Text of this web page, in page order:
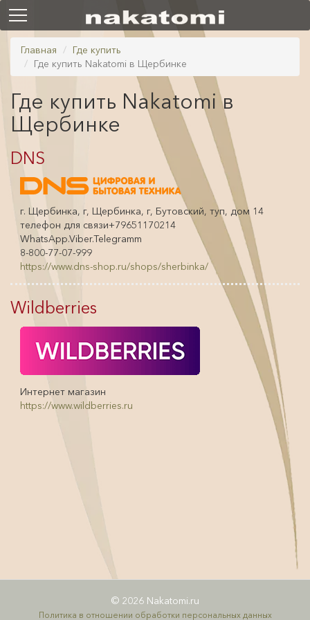
Главная
Где купить
Где купить Nakatomi в Щербинке
Где купить Nakatomi в
Щербинке
DNS
г. Щербинка, г, Щербинка, г, Бутовский, туп, дом 14
телефон для связи+79651170214
WhatsApp.Viber.Telegramm
8-800-77-07-999
https://www.dns-shop.ru/shops/sherbinka/
Wildberries
Интернет магазин
https://www.wildberries.ru
© 2026 Nakatomi.ru
Политика в отношении обработки персональных данных